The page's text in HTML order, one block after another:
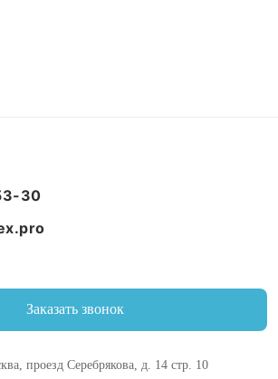
30
Заказать звонок
проезд Серебрякова, д. 14 стр. 10